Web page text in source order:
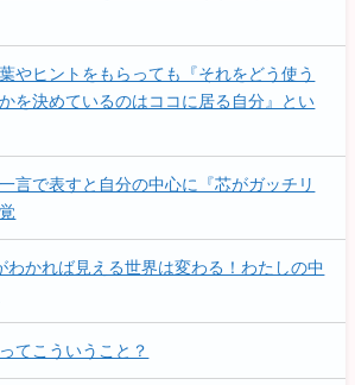
やヒントをもらっても『それをどう使う
を決めているのはココに居る自分』とい
言で表すと自分の中心に『芯がガッチリ
わかれば見える世界は変わる！わたしの中
てこういうこと？